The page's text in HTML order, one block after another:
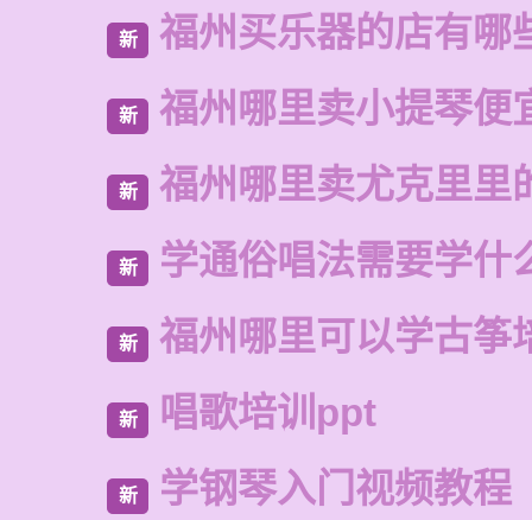
新 福州买乐器的店有哪
新 福州哪里卖小提琴便
新 福州哪里卖尤克里里
新 学通俗唱法需要学什
新 福州哪里可以学古筝
新 唱歌培训ppt
新 学钢琴入门视频教程